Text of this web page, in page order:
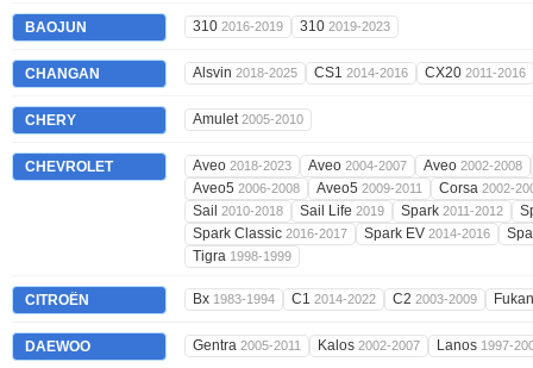
BAOJUN 310 2016-2019 310 2019-2023
CHANGAN Alsvin 2018-2025 CS1 2014-2016 CX20 2011-2016
CHERY Amulet2005-2010
CHEVROLET Aveo 2018-2023 Aveo 2004-2007 Aveo 2002-2008
Aveo5 2006-2008 Aveo5 2009-2011 Corsa 2002-
Sail 2010-2018 Sail Life 2019 Spark 2011-2012
Spark Classic 2016-2017 Spark EV 2014-2016
Tigra 1998-1999
CITROËN Bx 1983-1994 C1 2014-2022 C2 2003-2009
DAEWOO Gentra 2005-2011 Kalos 2002-2007 Lanos 1997-